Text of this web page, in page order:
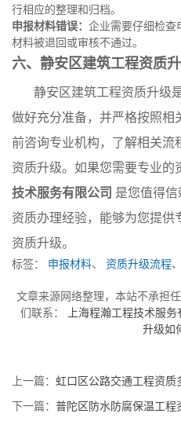
行相应的整理和归档。
申报材料错误： 企业需要仔细检查
材料被退回或审核不通过。
六、静安区建筑工程资质
静安区建筑工程资质升级
做好充分准备，并严格按照相
前咨询专业机构，了解相关流
资质升级。如果您需要专业的
技术服务有限公司 是您值得
资质办理经验，能够为您提
资质升级。
标签： 申报材料、 资质升级流程、
文章来源网络整理，本站不承担
们联系：
上海程瀚工程技术服务
升级如
上一篇： 虹口区公路交通工程资质
下一篇： 普陀区防水防腐保温工程